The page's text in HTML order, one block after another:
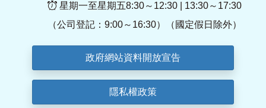
星期一至星期五8:30～12:30 | 13:30～17:30
（公司登記：9:00～16:30）（國定假日除外）
政府網站資料開放宣告
隱私權政策